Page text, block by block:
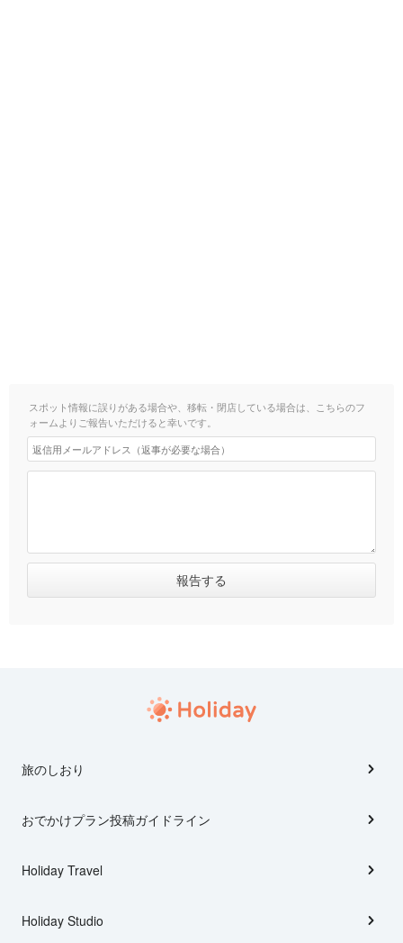
スポット情報に誤りがある場合や、移転・閉店している場合は、こちらのフ
ォームよりご報告いただけると幸いです。
旅のしおり
おでかけプラン投稿ガイドライン
Holiday Travel
Holiday Studio